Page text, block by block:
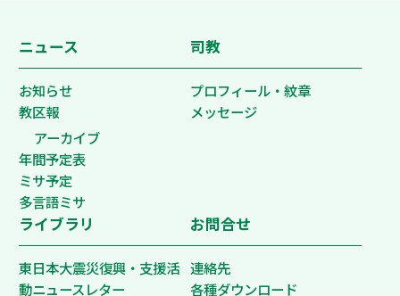
ニュース
お知らせ
教区報
アーカイブ
年間予定表
ミサ予定
多言語ミサ
司教
プロフィール・紋章
メッセージ
ライブラリ
東日本大震災復興・支援活
動ニュースレター
お問合せ
連絡先
各種ダウンロード